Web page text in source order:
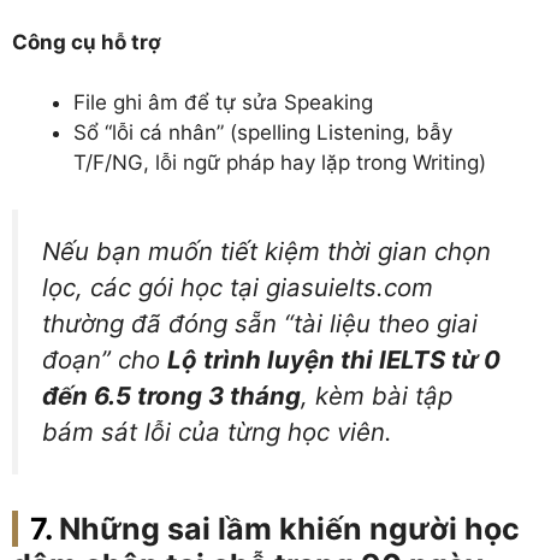
Công cụ hỗ trợ
File ghi âm để tự sửa Speaking
Sổ “lỗi cá nhân” (spelling Listening, bẫy
T/F/NG, lỗi ngữ pháp hay lặp trong Writing)
Nếu bạn muốn tiết kiệm thời gian chọn
lọc, các gói học tại giasuielts.com
thường đã đóng sẵn “tài liệu theo giai
đoạn” cho Lộ trình luyện thi IELTS từ 0
đến 6.5 trong 3 tháng, kèm bài tập
bám sát lỗi của từng học viên.
Những sai lầm khiến người học